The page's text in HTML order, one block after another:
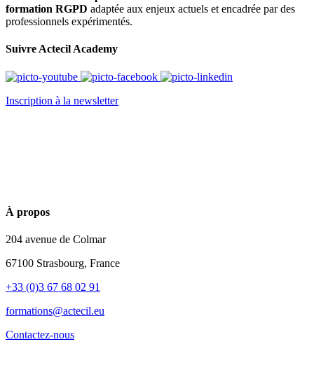
formation RGPD adaptée aux enjeux actuels et encadrée par des
professionnels expérimentés.
Suivre Actecil Academy
Inscription à la newsletter
À propos
204 avenue de Colmar
67100 Strasbourg, France
+33 (0)3 67 68 02 91
formations@actecil.eu
Contactez-nous